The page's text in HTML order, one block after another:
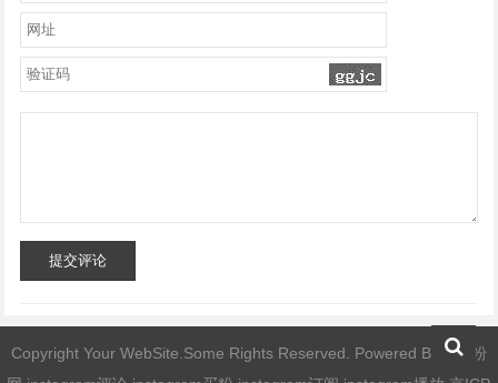
提交评论
Copyright Your WebSite.Some Rights Reserved. Powered By ig刷粉